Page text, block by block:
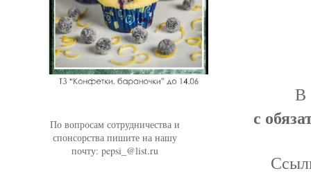
В
с
По вопросам сотрудничества и
спонсорства пишите на нашу
почту: pepsi_@list.ru